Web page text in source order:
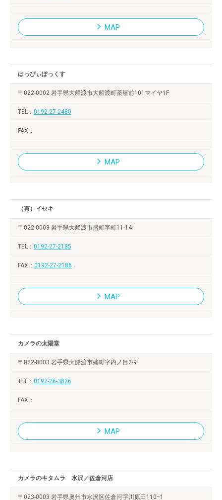
MAP
はっぴぃぽっくす
〒022-0002 岩手県大船渡市大船渡町茶屋前101マイヤ1F
0192-27-2480
MAP
（有）イセキ
〒022-0003 岩手県大船渡市盛町字町11-14
0192-27-2185
0192-27-2186
MAP
カメラの太陽堂
〒022-0003 岩手県大船渡市盛町字内ノ目2-9
0192-26-3836
MAP
カメラのキタムラ 水沢／佐倉河店
〒023-0003 岩手県奥州市水沢区佐倉河字川原田110−1